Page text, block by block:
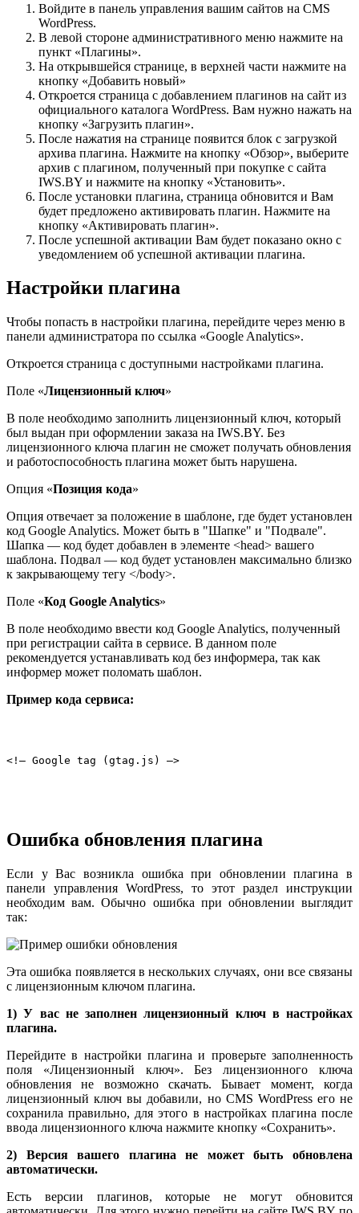
Войдите в панель управления вашим сайтов на CMS
WordPress.
В левой стороне административного меню нажмите на
пункт «Плагины».
На открывшейся странице, в верхней части нажмите на
кнопку «Добавить новый»
Откроется страница с добавлением плагинов на сайт из
официального каталога WordPress. Вам нужно нажать на
кнопку «Загрузить плагин».
После нажатия на странице появится блок с загрузкой
архива плагина. Нажмите на кнопку «Обзор», выберите
архив с плагином, полученный при покупке с сайта
IWS.BY и нажмите на кнопку «Установить».
После установки плагина, страница обновится и Вам
будет предложено активировать плагин. Нажмите на
кнопку «Активировать плагин».
После успешной активации Вам будет показано окно с
уведомлением об успешной активации плагина.
Настройки плагина
Чтобы попасть в настройки плагина, перейдите через меню в
панели администратора по ссылка «Google Analytics».
Откроется страница с доступными настройками плагина.
Поле «Лицензионный ключ»
В поле необходимо заполнить лицензионный ключ, который
был выдан при оформлении заказа на IWS.BY. Без
лицензионного ключа плагин не сможет получать обновления
и работоспособность плагина может быть нарушена.
Опция «Позиция кода»
Опция отвечает за положение в шаблоне, где будет установлен
код Google Analytics. Может быть в "Шапке" и "Подвале".
Шапка — код будет добавлен в элементе <head> вашего
шаблона. Подвал — код будет установлен максимально близко
к закрывающему тегу </body>.
Поле «Код Google Analytics»
В поле необходимо ввести код Google Analytics, полученный
при регистрации сайта в сервисе. В данном поле
рекомендуется устанавливать код без информера, так как
информер может поломать шаблон.
Пример кода сервиса:
Ошибка обновления плагина
Если у Вас возникла ошибка при обновлении плагина в
панели управления WordPress, то этот раздел инструкции
необходим вам. Обычно ошибка при обновлении выглядит
так:
Эта ошибка появляется в нескольких случаях, они все связаны
с лицензионным ключом плагина.
1) У вас не заполнен лицензионный ключ в настройках
плагина.
Перейдите в настройки плагина и проверьте заполненность
поля «Лицензионный ключ». Без лицензионного ключа
обновления не возможно скачать. Бывает момент, когда
лицензионный ключ вы добавили, но CMS WordPress его не
сохранила правильно, для этого в настройках плагина после
ввода лицензионного ключа нажмите кнопку «Сохранить».
2) Версия вашего плагина не может быть обновлена
автоматически.
Есть версии плагинов, которые не могут обновится